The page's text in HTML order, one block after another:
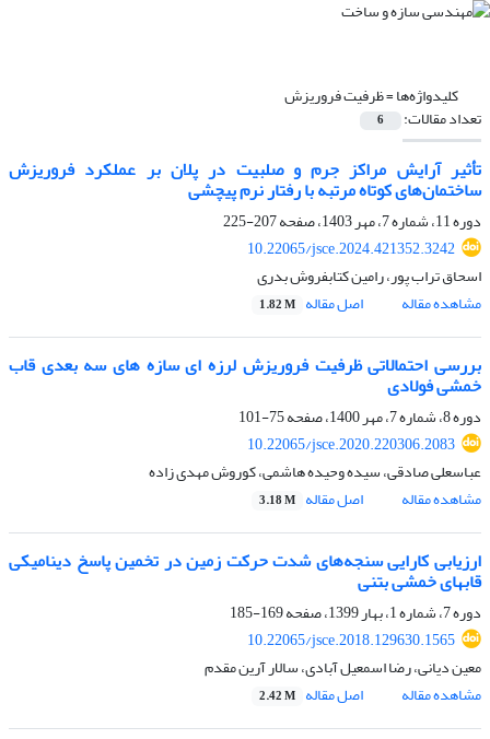
کلیدواژه‌ها =ظرفیت فروریزش
تعداد مقالات: 6
تأثیر آرایش مراکز جرم و صلبیت در پلان بر عملکرد فروریزش
ساختمان‌های کوتاه مرتبه با رفتار نرم پیچشی
دوره 11، شماره 7، مهر 1403، صفحه
207-225
10.22065/jsce.2024.421352.3242
اسحاق تراب پور، رامین کتابفروش بدری
مشاهده مقاله
اصل مقاله 1.82 M
بررسی احتمالاتی ظرفیت فروریزش لرزه ای سازه های سه بعدی قاب
خمشی فولادی
دوره 8، شماره 7، مهر 1400، صفحه
75-101
10.22065/jsce.2020.220306.2083
عباسعلی صادقی، سیده وحیده هاشمی، کوروش مهدی زاده
مشاهده مقاله
اصل مقاله 3.18 M
ارزیابی کارایی سنجه‌های شدت حرکت زمین در تخمین پاسخ دینامیکی
قابهای خمشی بتنی
دوره 7، شماره 1، بهار 1399، صفحه
169-185
10.22065/jsce.2018.129630.1565
معین دیانی، رضا اسمعیل آبادی، سالار آرین مقدم
مشاهده مقاله
اصل مقاله 2.42 M